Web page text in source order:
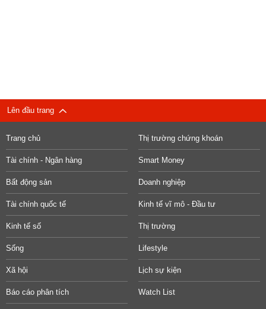
Lên đầu trang
Trang chủ Thị trường chứng khoán
Tài chính - Ngân hàng Smart Money
Bất động sản Doanh nghiệp
Tài chính quốc tế Kinh tế vĩ mô - Đầu tư
Kinh tế số Thị trường
Sống Lifestyle
Xã hội Lịch sự kiện
Báo cáo phân tích Watch List